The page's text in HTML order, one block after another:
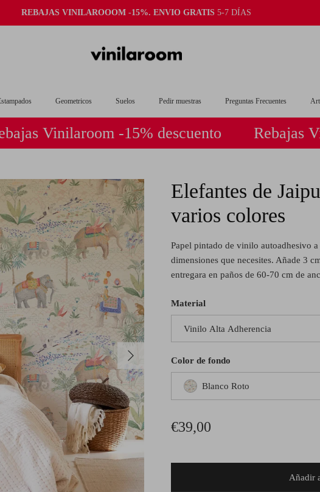
REBAJAS VINILAROOOM -15%. ENVIO GRATIS 5-7 DÍAS
Geometricos Suelos Pedir muestras Preguntas Frecuentes
-15% descuento Rebajas
Siguiente
Elefantes de
varios colores
Papel pintado de vinilo autoadhesivo
dimensiones que necesites. Añade 3
entregara en paños de 60-70 cm de
Material
Vinilo Alta Adherencia
Color de fondo
Blanco Roto
Precio normal
€39,00
Añadir